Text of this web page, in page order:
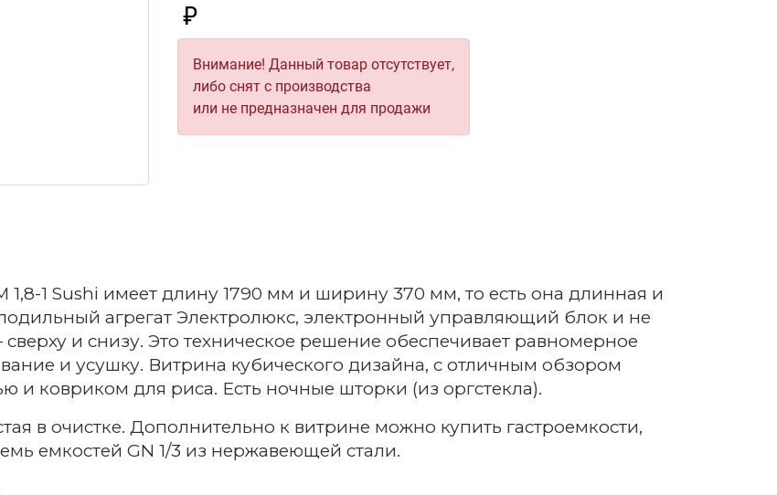
₽
Внимание! Данный товар отсутствует,
либо снят с производства
или не предназначен для продажи
1,8-1 Sushi имеет длину 1790 мм и ширину 370 мм, то есть она длинная и
агрегат Электролюкс, электронный управляющий блок и не
и снизу. Это техническое решение обеспечивает равномерное
и усушку. Витрина кубического дизайна, с отличным обзором
ковриком для риса. Есть ночные шторки (из оргстекла).
в очистке. Дополнительно к витрине можно купить гастроемкости,
емкостей GN 1/3 из нержавеющей стали.